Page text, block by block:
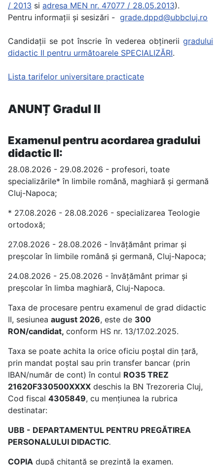
/ 2013 si adresa MEN nr. 47077 / 28.05.2013).
Pentru informații și sesizări - grade.dppd@ubbcluj.ro
Candidații se pot înscrie în vederea obținerii gradului
didactic II pentru următoarele SPECIALIZĂRI.
Lista tarifelor universitare practicate
ANUNȚ Gradul II
Examenul pentru acordarea gradului
didactic II:
28.08.2026 - 29.08.2026 - profesori, toate
specializările* în limbile română, maghiară și germană
Cluj-Napoca;
* 27.08.2026 - 28.08.2026 - specializarea Teologie
ortodoxă;
27.08.2026 - 28.08.2026 - învățământ primar și
preșcolar în limbile română și germană, Cluj-Napoca;
24.08.2026 - 25.08.2026 - învățământ primar și
preșcolar în limba maghiară, Cluj-Napoca.
Taxa de procesare pentru examenul de grad didactic
II, sesiunea august 2026, este de 300
RON/candidat, conform HS nr. 13/17.02.2025.
Taxa se poate achita la orice oficiu poştal din ţară,
prin mandat poştal sau prin transfer bancar (prin
IBAN/număr de cont) în contul RO35 TREZ
21620F330500XXXX deschis la BN Trezoreria Cluj,
Cod fiscal 4305849, cu menţiunea la rubrica
destinatar:
UBB - DEPARTAMENTUL PENTRU PREGĂTIREA
PERSONALULUI DIDACTIC.
COPIA după chitanţă se prezintă la examen.